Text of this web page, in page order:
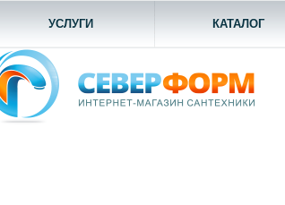
УСЛУГИ КАТАЛОГ